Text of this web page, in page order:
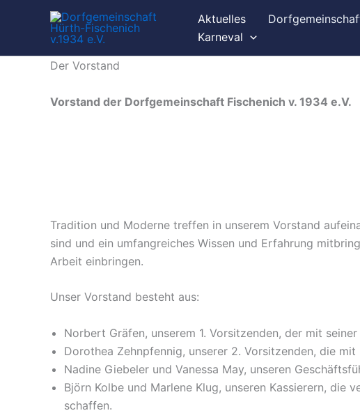
Aktuelles
Karneval
Der Vorstand
Vorstand der Dorfgemeinschaft Fischenich v. 1934 e.V.
Tradition und Moderne treffen in unserem Vorstand
sind und ein umfangreiches Wissen und Erfahrung
Arbeit einbringen.
Unser Vorstand besteht aus:
Norbert Gräfen, unserem 1. Vorsitzenden, der mit
Dorothea Zehnpfennig, unserer 2. Vorsitzenden, die
Nadine Giebeler und Vanessa May, unseren
Björn Kolbe und Marlene Klug, unseren Kassierern,
schaffen.